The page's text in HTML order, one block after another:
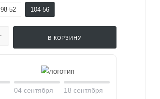
98-52 104-56
В КОРЗИНУ
04 сентября 18 сентября